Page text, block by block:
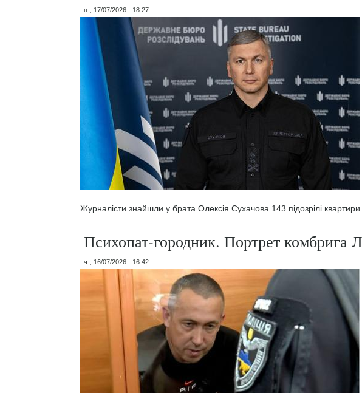
пт, 17/07/2026 - 18:27
Журналісти знайшли у брата Олексія Сухачова 143 підозрілі
Психопат-городник. Портрет комбрига
чт, 16/07/2026 - 16:42